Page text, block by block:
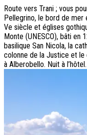
Route vers Trani ; vous
Pellegrino, le bord de
Ve siècle et églises
Monte (UNESCO), bâti en
basilique San Nicola, la
colonne de la Justice et
à Alberobello. Nuit à l’hôtel.